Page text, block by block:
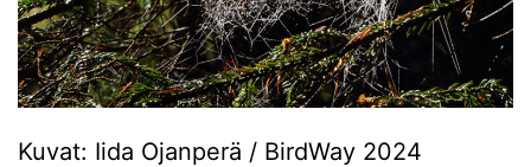
Kuvat: Iida Ojanperä / BirdWay 2024